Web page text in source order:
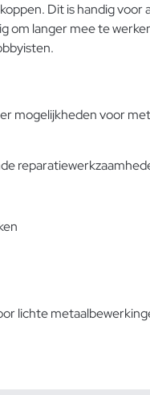
Dit is handig
om langer mee te
mogelijkheden voor
lichte